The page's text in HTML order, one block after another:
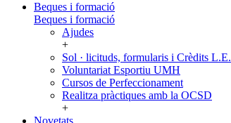
Beques i formació
Beques i formació
Ajudes
+
Sol · licituds, formularis i Crèdits L.E.
Voluntariat Esportiu UMH
Cursos de Perfeccionament
Realitza pràctiques amb la OCSD
+
Novetats